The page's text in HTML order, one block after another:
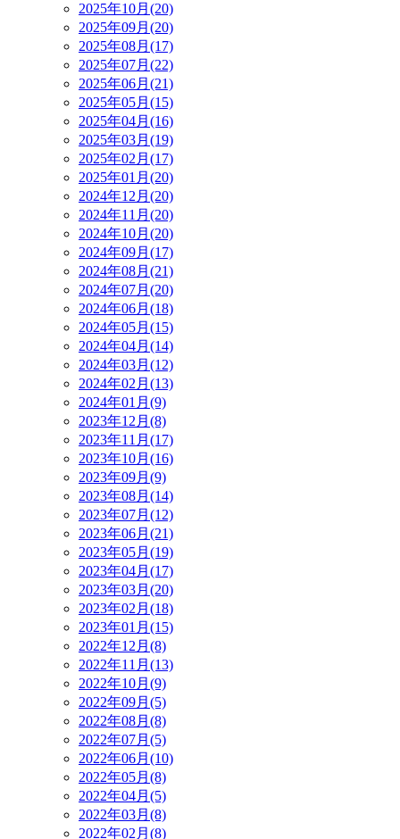
2025年10月(20)
2025年09月(20)
2025年08月(17)
2025年07月(22)
2025年06月(21)
2025年05月(15)
2025年04月(16)
2025年03月(19)
2025年02月(17)
2025年01月(20)
2024年12月(20)
2024年11月(20)
2024年10月(20)
2024年09月(17)
2024年08月(21)
2024年07月(20)
2024年06月(18)
2024年05月(15)
2024年04月(14)
2024年03月(12)
2024年02月(13)
2024年01月(9)
2023年12月(8)
2023年11月(17)
2023年10月(16)
2023年09月(9)
2023年08月(14)
2023年07月(12)
2023年06月(21)
2023年05月(19)
2023年04月(17)
2023年03月(20)
2023年02月(18)
2023年01月(15)
2022年12月(8)
2022年11月(13)
2022年10月(9)
2022年09月(5)
2022年08月(8)
2022年07月(5)
2022年06月(10)
2022年05月(8)
2022年04月(5)
2022年03月(8)
2022年02月(8)